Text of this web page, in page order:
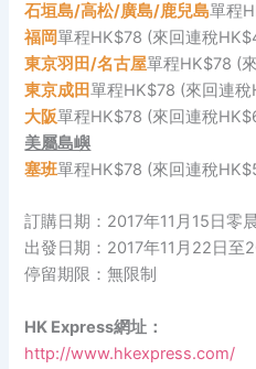
石垣島/高松/廣島/鹿兒島單程
福岡單程HK$78 (來回連稅
東京羽田/名古屋單程HK$78 (
東京成田單程HK$78 (來回連
大阪單程HK$78 (來回連稅
美屬島嶼
塞班單程HK$78 (來回連稅
訂購日期：2017年11月15日零
出發日期：2017年11月22日至
停留期限：無限制
HK Express網址：
http://www.hkexpress.com/